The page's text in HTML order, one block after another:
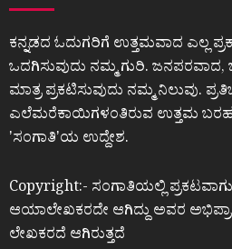
ಕನ್ನಡದ ಓದುಗರಿಗೆ ಉತ್ತಮವಾದ ಎಲ್ಲ
ಒದಗಿಸುವುದು ನಮ್ಮ ಗುರಿ.
ಮಾತ್ರ ಪ್ರಕಟಿಸುವುದು ನಮ್ಮ ನಿಲುವು.
ಎಲೆಮರೆಕಾಯಿಗಳಂತಿರುವ ಉತ್ತಮ
ʼಸಂಗಾತಿʼಯ ಉದ್ದೇಶ.
Copyright:- ಸಂಗಾತಿಯಲ್ಲಿ
ಆಯಾಲೇಖಕರದೇ ಆಗಿದ್ದು ಅವರ
ಲೇಖಕರದೆ ಆಗಿರುತ್ತದೆ